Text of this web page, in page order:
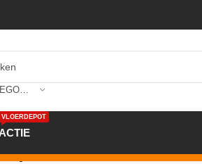
VLOERDEPOT
AQUA CUBE Profiel #431 met